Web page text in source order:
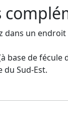
dans un
base de
du Sud-Est.